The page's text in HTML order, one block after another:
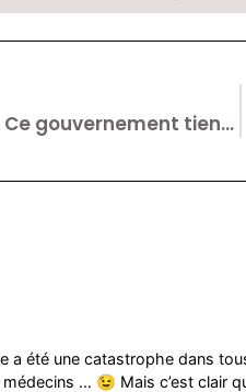
Un militant N-VA : « Ce gouvernement tiendra 5 ans ! »
a été une catastrophe dans
… 😉 Mais c’est clair